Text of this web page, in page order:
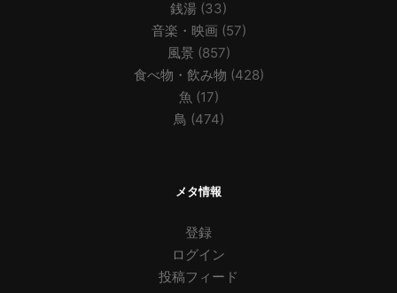
銭湯 (33)
音楽・映画 (57)
風景(857)
食べ物・飲み物 (428)
魚 (17)
鳥 (474)
メタ情報
登録
ログイン
投稿フィード